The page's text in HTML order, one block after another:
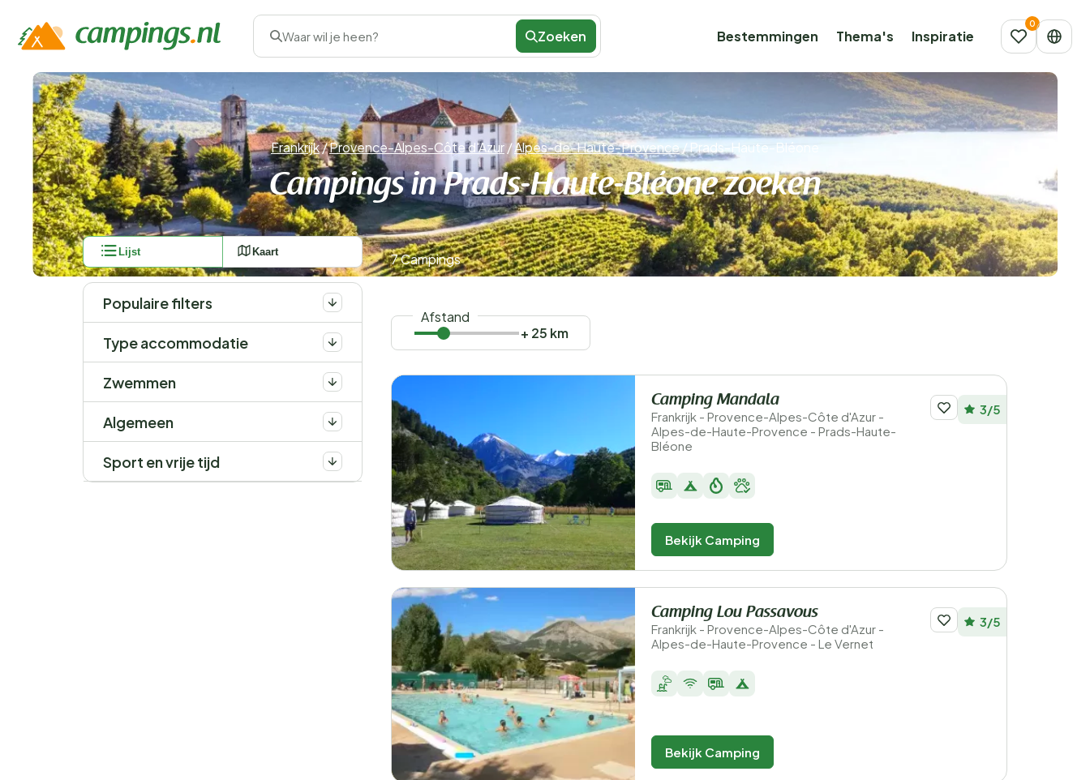
Waar wil je heen? Zoeken Bestemmingen Thema's Inspiratie
Frankrijk/Provence-Alpes-Côte d'Azur/Alpes-de-Haute-Provence / Prads-Haute-Bléone
Campings in Prads-Haute-Bléone zoeken
Lijst Kaart
Populaire filters
Type accommodatie
Zwemmen
Algemeen
Sport en vrije tijd
7 Campings
Afstand
+ 25 km
Camping Mandala
Frankrijk - Provence-Alpes-Côte d'Azur -
Alpes-de-Haute-Provence - Prads-Haute-
Bléone
3/5
Bekijk Camping
Camping Lou Passavous
Frankrijk - Provence-Alpes-Côte d'Azur -
Alpes-de-Haute-Provence - Le Vernet
3/5
Bekijk Camping